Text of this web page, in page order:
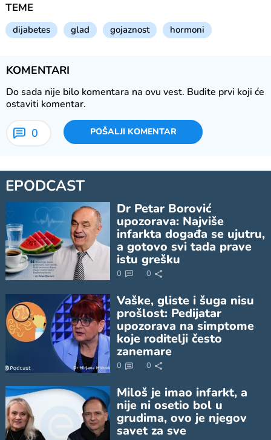
TEME
dijabetes glad gojaznost hormoni
KOMENTARI
Do sada nije bilo komentara na ovu vest. Budite prvi koji će
ostaviti komentar.
0 POŠALJI KOMENTAR
EPODCAST
Dr Petar Borović
upozorava: Najviše
infarkta događa se ujutru,
a gotovo svi tada prave
istu grešku
0 0
Vaške, gliste i šuga nisu
prošlost: Pedijatar
upozorava na simptome
koje roditelji često
zanemare
0 0
Miloš je imao infarkt, a
nije ni osetio bol u
grudima, ovo je njegov
savet za sve